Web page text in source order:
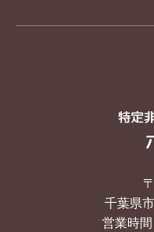
千葉県
営業時